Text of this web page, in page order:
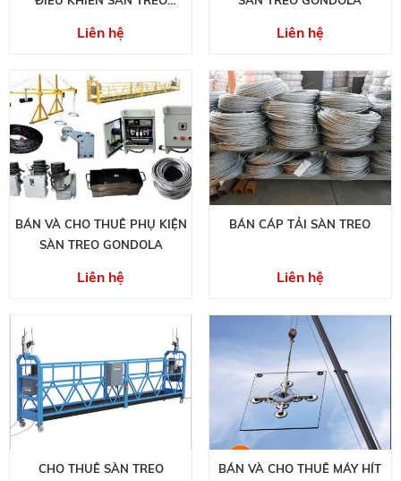
Liên hệ Liên hệ
BÁN VÀ CHO THUÊ PHỤ KIỆN
SÀN TREO GONDOLA
Liên hệ
BÁN CÁP TẢI SÀN TREO
Liên hệ
CHO THUÊ SÀN TREO
BÁN VÀ CHO THUÊ MÁY HÍT